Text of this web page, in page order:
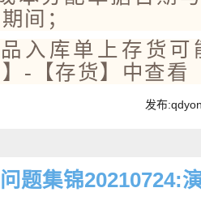
间；
品入库单上存货
】-【存货】中查看
发布
题集锦20210724: